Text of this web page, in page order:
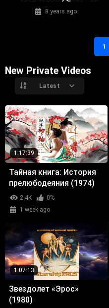
8 years ago
1
New Private Videos
Latest
1:17:39
Тайная книга: История
прелюбодеяния (1974)
2.4K
0%
1 week ago
1:07:13
Звездолет «Эрос»
(1980)